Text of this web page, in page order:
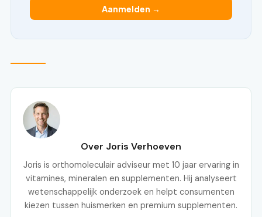
Aanmelden →
Over Joris Verhoeven
Joris is orthomoleculair adviseur met 10 jaar ervaring in
vitamines, mineralen en supplementen. Hij analyseert
wetenschappelijk onderzoek en helpt consumenten
kiezen tussen huismerken en premium supplementen.